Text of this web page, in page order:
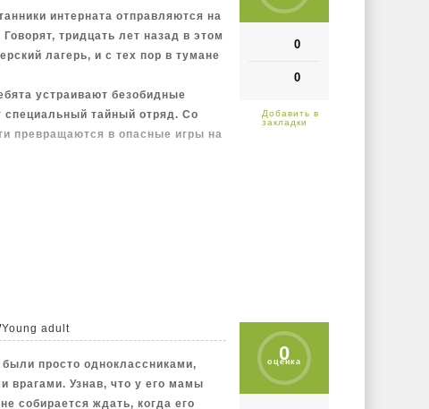
0
0
интерната отправляются на
тридцать лет назад в этом
лагерь, и с тех пор в тумане
устраивают безобидные
тайный отряд. Со
превращаются в опасные игры на
0
оценка
Young adult
просто одноклассниками,
врагами. Узнав, что у его мамы
собирается ждать, когда его